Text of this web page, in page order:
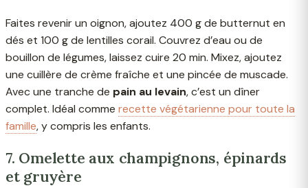
Faites revenir un oignon, ajoutez 400 g de butternut en
dés et 100 g de lentilles corail. Couvrez d’eau ou de
bouillon de légumes, laissez cuire 20 min. Mixez, ajoutez
une cuillère de crème fraîche et une pincée de muscade.
Avec une tranche de pain au levain, c’est un dîner
complet. Idéal comme recette végétarienne pour toute la
famille, y compris les enfants.
7. Omelette aux champignons, épinards
et gruyère